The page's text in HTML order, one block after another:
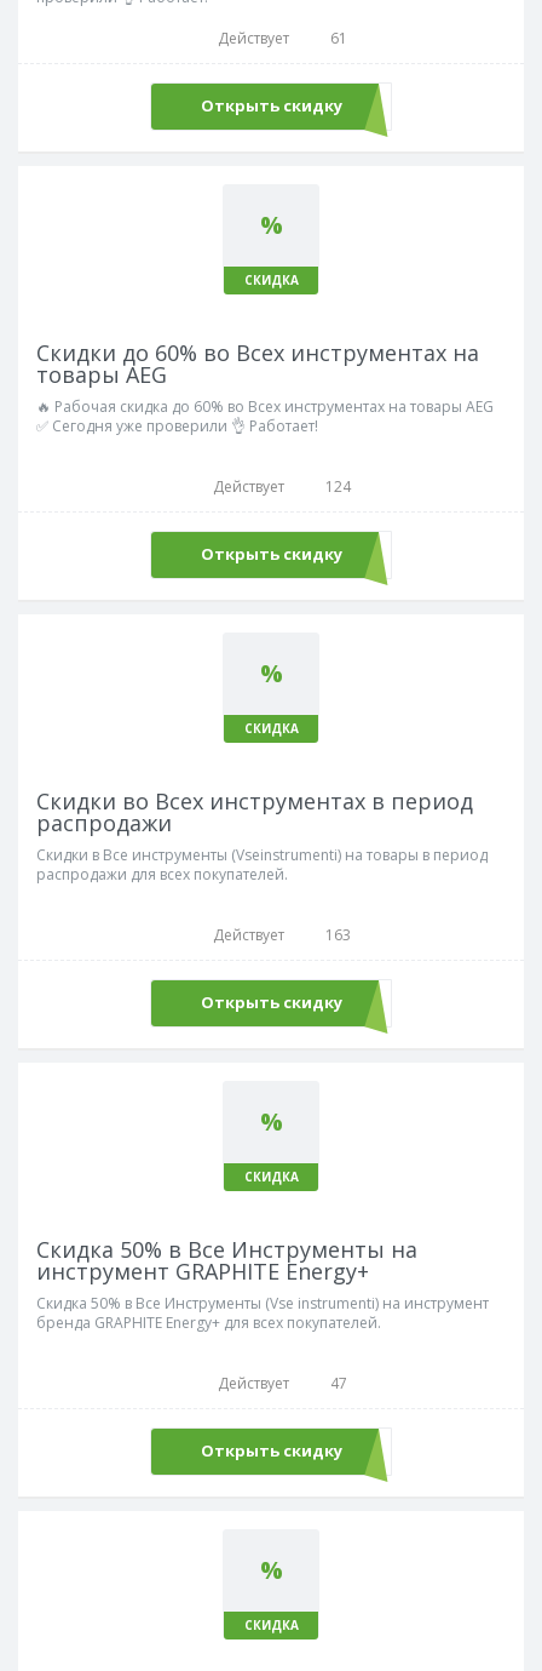
Действует
61
Открыть скидку
%
СКИДКА
Скидки до 60% во Всех инструментах на
товары AEG
🔥 Рабочая скидка до 60% во Всех инструментах на товары AEG
✅ Сегодня уже проверили 👌 Работает!
Действует 124
Открыть скидку
%
СКИДКА
Скидки во Всех инструментах в период
распродажи
Скидки в Все инструменты (Vseinstrumenti) на товары в период
распродажи для всех покупателей.
Действует 163
Открыть скидку
%
СКИДКА
Скидка 50% в Все Инструменты на
инструмент GRAPHITE Energy+
Скидка 50% в Все Инструменты (Vse instrumenti) на инструмент
бренда GRAPHITE Energy+ для всех покупателей.
Действует 47
Открыть скидку
%
СКИДКА